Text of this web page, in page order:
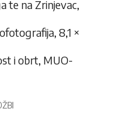
te na Zrinjevac,
8,1 ×
i obrt, MUO-